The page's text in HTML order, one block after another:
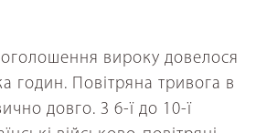
вироку довелося
годин. Повітряна тривога в
довго. З 6-ї до 10-ї